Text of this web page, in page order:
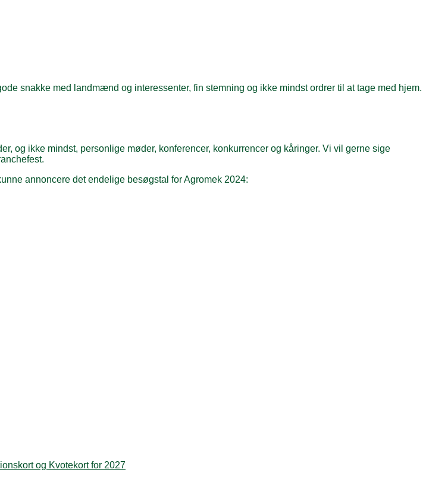
snakke med landmænd og interessenter, fin stemning og ikke mindst ordrer til at tage med hjem.
og ikke mindst, personlige møder, konferencer, konkurrencer og kåringer. Vi vil gerne sige
annoncere det endelige besøgstal for Agromek 2024:
og Kvotekort for 2027